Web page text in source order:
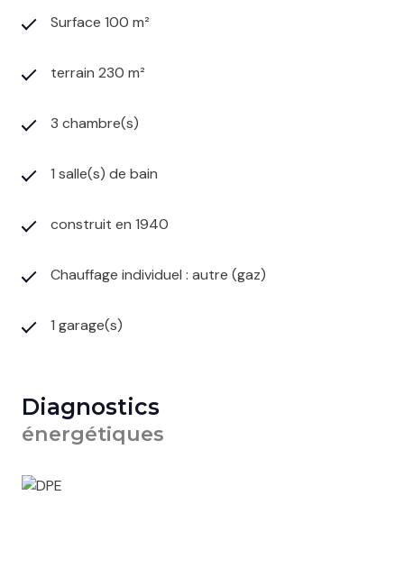
Surface 100 m²
terrain 230 m²
3 chambre(s)
1 salle(s) de bain
construit en 1940
Chauffage individuel : autre (gaz)
1 garage(s)
Diagnostics
énergétiques